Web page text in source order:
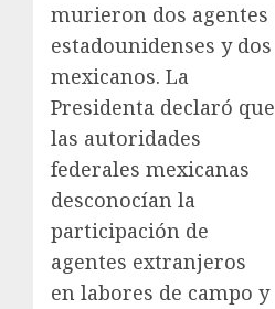
murieron dos agentes
estadounidenses y dos
mexicanos. La
Presidenta declaró que
las autoridades
federales mexicanas
desconocían la
participación de
agentes extranjeros
en labores de campo y